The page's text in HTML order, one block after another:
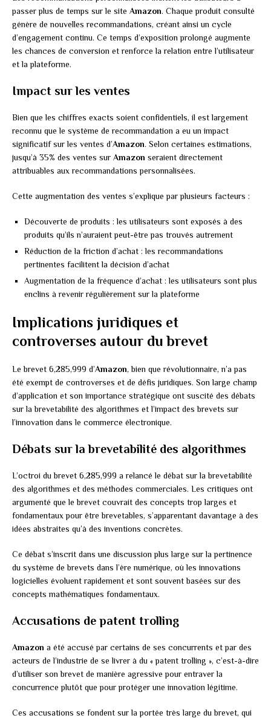
passer plus de temps sur le site Amazon. Chaque produit consulté
génère de nouvelles recommandations, créant ainsi un cycle
d’engagement continu. Ce temps d’exposition prolongé augmente
les chances de conversion et renforce la relation entre l’utilisateur
et la plateforme.
Impact sur les ventes
Bien que les chiffres exacts soient confidentiels, il est largement
reconnu que le système de recommandation a eu un impact
significatif sur les ventes d’Amazon. Selon certaines estimations,
jusqu’à 35% des ventes sur Amazon seraient directement
attribuables aux recommandations personnalisées.
Cette augmentation des ventes s’explique par plusieurs facteurs :
Découverte de produits : les utilisateurs sont exposés à des
produits qu’ils n’auraient peut-être pas trouvés autrement
Réduction de la friction d’achat : les recommandations
pertinentes facilitent la décision d’achat
Augmentation de la fréquence d’achat : les utilisateurs sont plus
enclins à revenir régulièrement sur la plateforme
Implications juridiques et
controverses autour du brevet
Le brevet 6,285,999 d’Amazon, bien que révolutionnaire, n’a pas
été exempt de controverses et de défis juridiques. Son large champ
d’application et son importance stratégique ont suscité des débats
sur la brevetabilité des algorithmes et l’impact des brevets sur
l’innovation dans le commerce électronique.
Débats sur la brevetabilité des algorithmes
L’octroi du brevet 6,285,999 a relancé le débat sur la brevetabilité
des algorithmes et des méthodes commerciales. Les critiques ont
argumenté que le brevet couvrait des concepts trop larges et
fondamentaux pour être brevetables, s’apparentant davantage à des
idées abstraites qu’à des inventions concrètes.
Ce débat s’inscrit dans une discussion plus large sur la pertinence
du système de brevets dans l’ère numérique, où les innovations
logicielles évoluent rapidement et sont souvent basées sur des
concepts mathématiques fondamentaux.
Accusations de patent trolling
Amazon a été accusé par certains de ses concurrents et par des
acteurs de l’industrie de se livrer à du « patent trolling », c’est-à-dire
d’utiliser son brevet de manière agressive pour entraver la
concurrence plutôt que pour protéger une innovation légitime.
Ces accusations se fondent sur la portée très large du brevet, qui